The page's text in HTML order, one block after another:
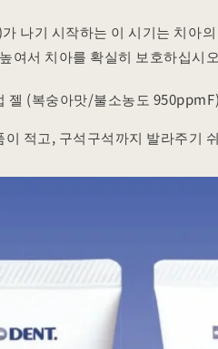
나기 시작하는 이 시기는 치아
여서 치아를 확실히 보호하십시
젤 (복숭아맛/불소농도 950ppmF)
이 적고, 구석구석까지 발라주기